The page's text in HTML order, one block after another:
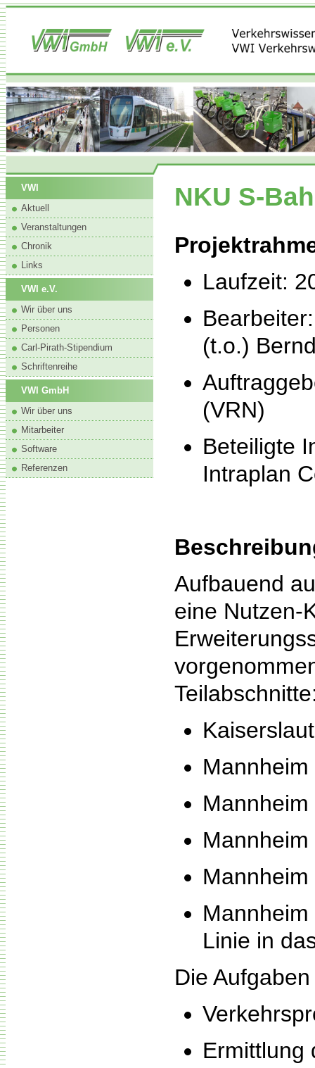
VWI
Aktuell
Veranstaltungen
Chronik
Links
VWI e.V.
Wir über uns
Personen
Carl-Pirath-Stipendium
Schriftenreihe
VWI GmbH
Wir über uns
Mitarbeiter
Software
Referenzen
NKU S-
Laufzeit:
(t.o.)
(VRN)
Beteiligte
Intraplan
Aufbauend
eine Nutzen-
Linie in
Die
Ermittlung